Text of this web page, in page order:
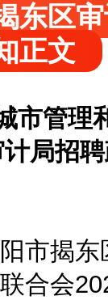
东区
正文
市管理
局招
揭东
合会